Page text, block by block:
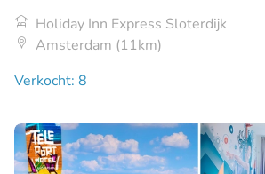
Holiday Inn Express Sloterdijk
Amsterdam (11km)
Verkocht: 8